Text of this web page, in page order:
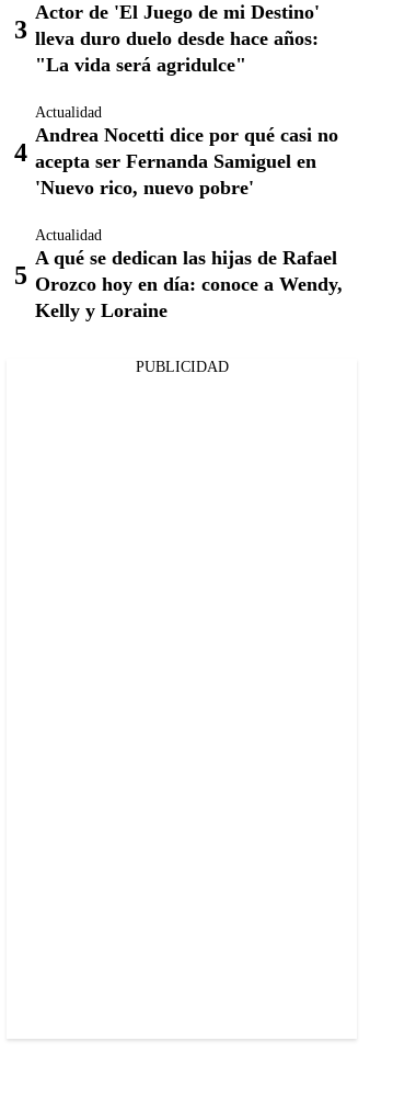
Actor de 'El Juego de mi Destino'
lleva duro duelo desde hace años:
"La vida será agridulce"
Actualidad
Andrea Nocetti dice por qué casi no
acepta ser Fernanda Samiguel en
'Nuevo rico, nuevo pobre'
Actualidad
A qué se dedican las hijas de Rafael
Orozco hoy en día: conoce a Wendy,
Kelly y Loraine
PUBLICIDAD